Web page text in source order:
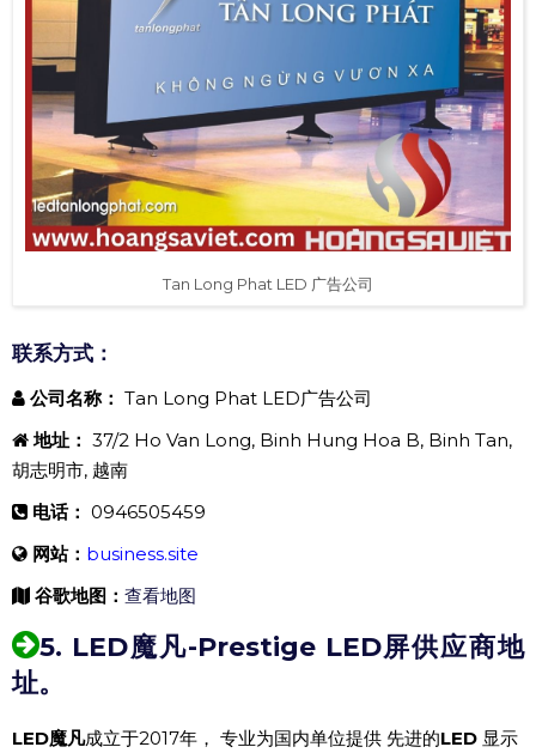
Tan Long Phat LED 广告公司
联系方式：
公司名称： Tan Long Phat LED广告公司
地址： 37/2 Ho Van Long, Binh Hung Hoa B, Binh Tan,
胡志明市, 越南
电话： 0946505459
网站： business.site
谷歌地图： 查看地图
5. LED魔凡-Prestige LED屏供应商地
址。
LED魔凡成立于2017年， 专业为国内单位提供 先进的LED 显示